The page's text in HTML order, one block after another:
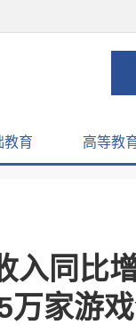
教育 高等教
入同比
万家游